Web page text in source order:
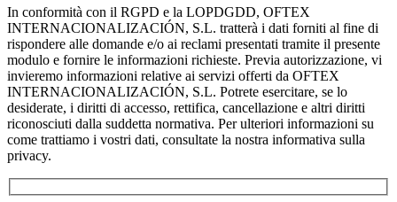
In conformità con il RGPD e la LOPDGDD, OFTEX
INTERNACIONALIZACIÓN, S.L. tratterà i dati forniti al fine di
rispondere alle domande e/o ai reclami presentati tramite il presente
modulo e fornire le informazioni richieste. Previa autorizzazione, vi
invieremo informazioni relative ai servizi offerti da OFTEX
INTERNACIONALIZACIÓN, S.L. Potrete esercitare, se lo
desiderate, i diritti di accesso, rettifica, cancellazione e altri diritti
riconosciuti dalla suddetta normativa. Per ulteriori informazioni su
come trattiamo i vostri dati, consultate la nostra informativa sulla
privacy.